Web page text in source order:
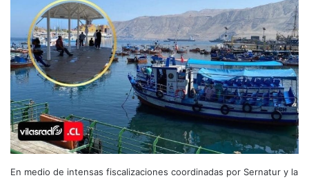
En medio de intensas fiscalizaciones coordinadas por Sernatur y la